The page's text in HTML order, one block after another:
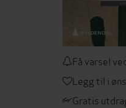
Få varsel
Legg til i
Gratis